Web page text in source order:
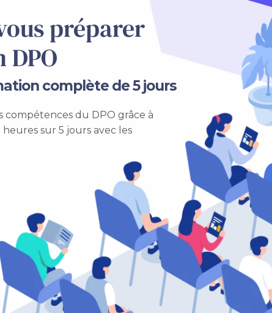
préparer
complète de 5 jours
compétences du DPO grâce à
sur 5 jours avec les